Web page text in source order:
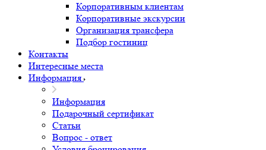
Корпоративным клиентам
Корпоративные экскурсии
Организация трансфера
Подбор гостиниц
Контакты
Интересные места
Информация
Информация
Подарочный сертификат
Статьи
Вопрос - ответ